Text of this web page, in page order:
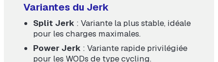
Variantes du Jerk
Split Jerk : Variante la plus stable, idéale
pour les charges maximales.
Power Jerk : Variante rapide privilégiée
pour les WODs de type cycling.